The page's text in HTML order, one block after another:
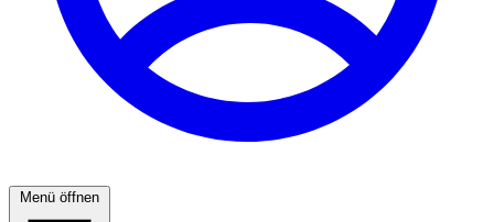
Menü öffnen